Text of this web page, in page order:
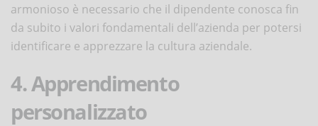
armonioso è necessario che il dipendente conosca fin
da subito i valori fondamentali dell’azienda per potersi
identificare e apprezzare la cultura aziendale.
4. Apprendimento
personalizzato